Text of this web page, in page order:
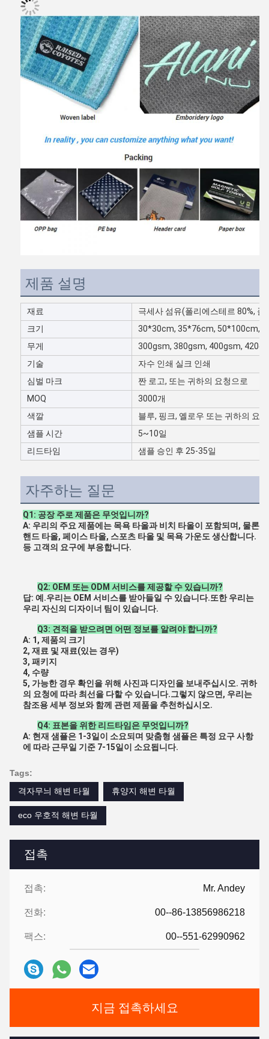
접촉
접촉: Mr. Andey
전화: 00--86-13856986218
팩스: 00--551-62990962
지금 접촉하세요
제품 설명
재료
극세사 섬유(폴리에스테르 80%,
크기
30*30cm, 35*76cm, 50*100cm,
무게
300gsm, 380gsm, 400gsm,
기술
자수 인쇄 실크 인쇄
심벌 마크
짠 로고, 또는 귀하의 요청으로
MOQ
3000개
색깔
블루, 핑크, 옐로우 또는 귀하의 요
샘플 시간
5~10일
리드타임
샘플 승인 후 25-35일
자주하는 질문
Q1: 공장 주로 제품은 무엇입니까?
A: 우리의 주요 제품에는 목욕 타올과 비치 타올이 포함되며, 물론
핸드 타올, 페이스 타올, 스포츠 타올 및 목욕 가운도 생산합니다.
등 고객의 요구에 부응합니다.
Q2: OEM 또는 ODM 서비스를 제공할 수 있습니까?
답: 예.우리는 OEM 서비스를 받아들일 수 있습니다.또한 우리는
우리 자신의 디자이너 팀이 있습니다.
Q3: 견적을 받으려면 어떤 정보를 알려야 합니까?
A: 1, 제품의 크기
2, 재료 및 재료(있는 경우)
3, 패키지
4, 수량
5, 가능한 경우 확인을 위해 사진과 디자인을 보내주십시오. 귀하
의 요청에 따라 최선을 다할 수 있습니다.그렇지 않으면, 우리는
참조용 세부 정보와 함께 관련 제품을 추천하십시오.
Q4: 표본을 위한 리드타임은 무엇입니까?
A: 현재 샘플은 1-3일이 소요되며 맞춤형 샘플은 특정 요구 사항
에 따라 근무일 기준 7-15일이 소요됩니다.
Tags:
격자무늬 해변 타월
휴양지 해변 타월
eco 우호적 해변 타월